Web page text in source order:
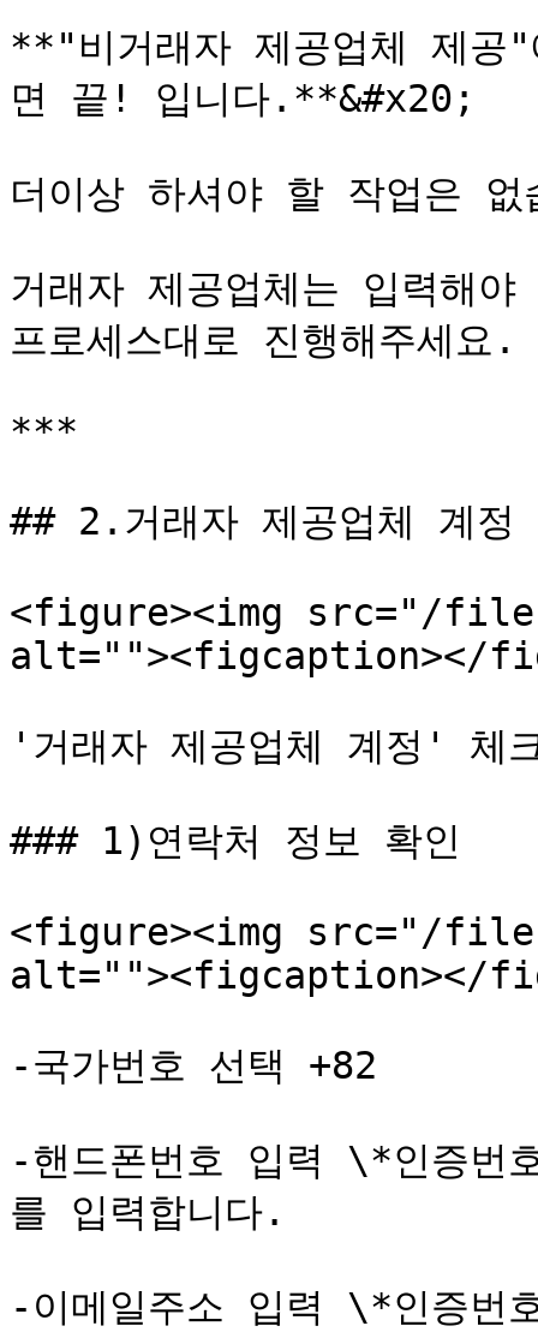
**"비거래자 제공업체 제
면 끝! 입니다.**&#x20;
더이상 하셔야 할 작업은 없
거래자 제공업체는 입력해
프로세스대로 진행해주세요.
***
## 2.거래자 제공업체 계정
<figure><img src="/files/
alt=""><figcaption></
'거래자 제공업체 계정' 체
### 1)연락처 정보 확인
<figure><img src="/files/
alt=""><figcaption></
-국가번호 선택 +82
-핸드폰번호 입력 \*인증번
를 입력합니다.
-이메일주소 입력 \*인증번